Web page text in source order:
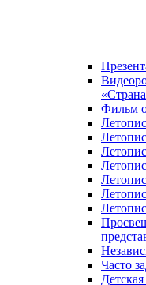
Фильм
Часто